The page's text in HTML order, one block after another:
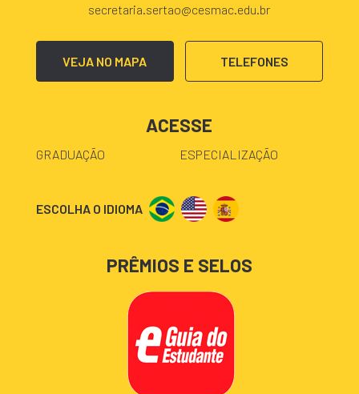
secretaria.sertao@cesmac.edu.br
VEJA NO MAPA TELEFONES
ACESSE
GRADUAÇÃO ESPECIALIZAÇÃO
ESCOLHA O IDIOMA
PRÊMIOS E SELOS